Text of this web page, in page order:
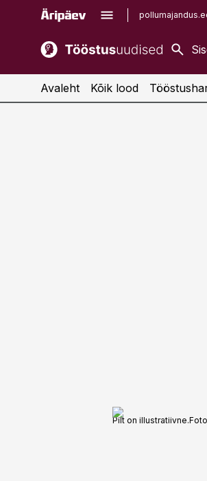
kaubandus.ee
kinnisvarauudised.ee
Avaleht Kõik lood
Pilt on illustratiivne.